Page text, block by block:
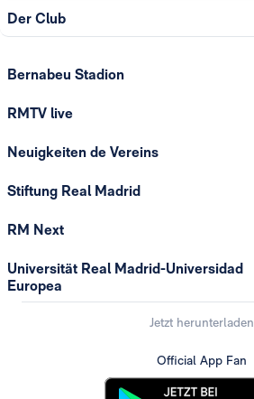
Der Club
Bernabeu Stadion
RMTV live
Neuigkeiten de Vereins
Stiftung Real Madrid
RM Next
Universität Real Madrid-Universidad
Europea
Jetzt herunterladen
Official App Fan